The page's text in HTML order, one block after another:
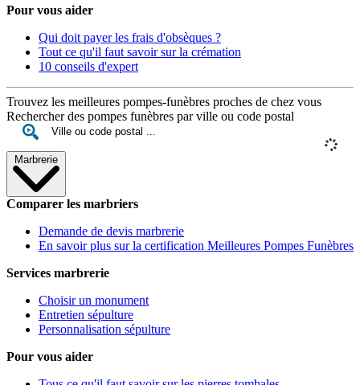
Pour vous aider
Qui doit payer les frais d'obsèques ?
Tout ce qu'il faut savoir sur la crémation
10 conseils d'expert
Trouvez les meilleures pompes-funèbres proches de chez vous
Rechercher des pompes funèbres par ville ou code postal
Marbrerie
Comparer les marbriers
Demande de devis marbrerie
En savoir plus sur la certification Meilleures Pompes Funèbres
Services marbrerie
Choisir un monument
Entretien sépulture
Personnalisation sépulture
Pour vous aider